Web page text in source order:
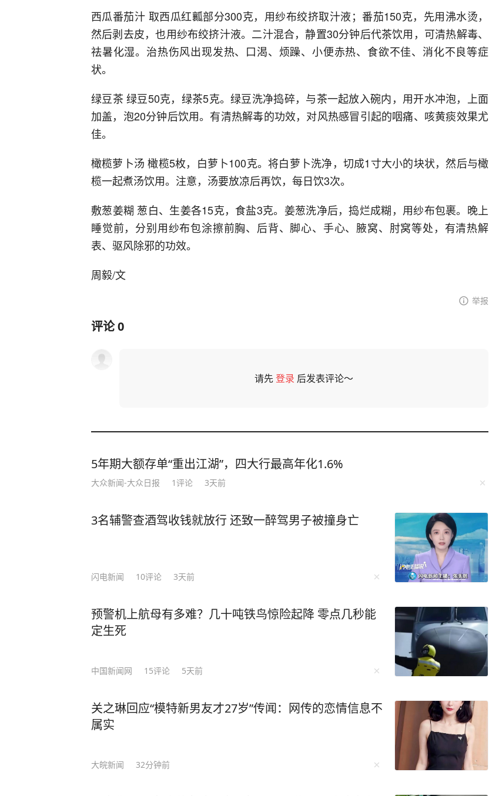
西瓜番茄汁 取西瓜红瓤部分300克，用纱布绞挤取汁液；番茄150克，先用沸水烫，
然后剥去皮，也用纱布绞挤汁液。二汁混合，静置30分钟后代茶饮用，可清热解毒、
祛暑化湿。治热伤风出现发热、口渴、烦躁、小便赤热、食欲不佳、消化不良等症
状。
绿豆茶 绿豆50克，绿茶5克。绿豆洗净捣碎，与茶一起放入碗内，用开水冲泡，上面
加盖，泡20分钟后饮用。有清热解毒的功效，对风热感冒引起的咽痛、咳黄痰效果尤
佳。
橄榄萝卜汤 橄榄5枚，白萝卜100克。将白萝卜洗净，切成1寸大小的块状，然后与橄
榄一起煮汤饮用。注意，汤要放凉后再饮，每日饮3次。
敷葱姜糊 葱白、生姜各15克，食盐3克。姜葱洗净后，捣烂成糊，用纱布包裹。晚上
睡觉前，分别用纱布包涂擦前胸、后背、脚心、手心、腋窝、肘窝等处，有清热解
表、驱风除邪的功效。
周毅/文
举报
评论0
请先登录 后发表评论～
5年期大额存单“重出江湖”，四大行最高年化1.6%
大众新闻-大众日报 1评论 3天前
3名辅警查酒驾收钱就放行 还致一醉驾男子被撞身亡
闪电新闻 10评论 3天前
预警机上航母有多难？几十吨铁鸟惊险起降 零点几秒能
定生死
中国新闻网 15评论 5天前
关之琳回应“模特新男友才27岁”传闻：网传的恋情信息不
属实
大皖新闻 32分钟前